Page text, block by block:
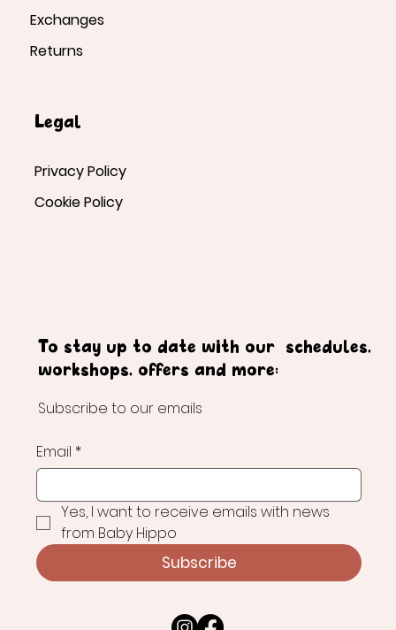
Exchanges
Returns
Legal
Privacy Policy
Cookie Policy
To stay up to date with our schedules,
workshops, offers and more:
Subscribe to our emails
Email *
Yes, I want to receive emails with news
from Baby Hippo
Subscribe